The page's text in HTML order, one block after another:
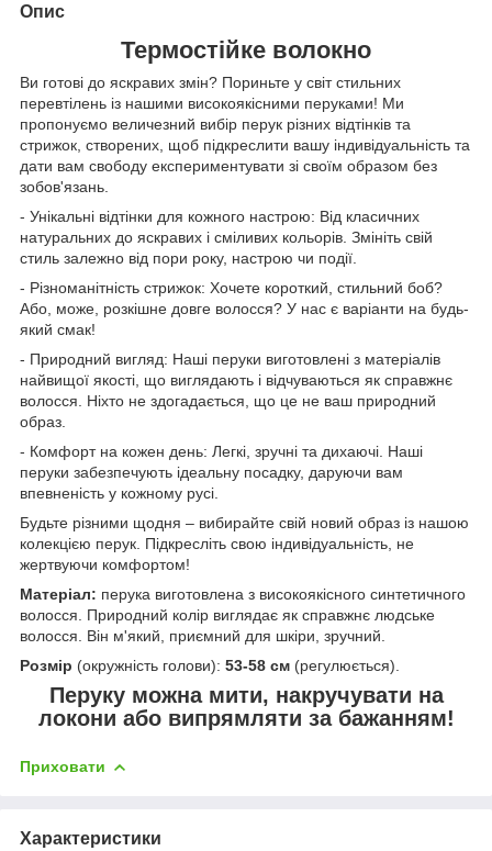
Опис
Термостійке волокно
Ви готові до яскравих змін? Пориньте у світ стильних
перевтілень із нашими високоякісними перуками! Ми
пропонуємо величезний вибір перук різних відтінків та
стрижок, створених, щоб підкреслити вашу індивідуальність та
дати вам свободу експериментувати зі своїм образом без
зобов'язань.
- Унікальні відтінки для кожного настрою: Від класичних
натуральних до яскравих і сміливих кольорів. Змініть свій
стиль залежно від пори року, настрою чи події.
- Різноманітність стрижок: Хочете короткий, стильний боб?
Або, може, розкішне довге волосся? У нас є варіанти на будь-
який смак!
- Природний вигляд: Наші перуки виготовлені з матеріалів
найвищої якості, що виглядають і відчуваються як справжнє
волосся. Ніхто не здогадається, що це не ваш природний
образ.
- Комфорт на кожен день: Легкі, зручні та дихаючі. Наші
перуки забезпечують ідеальну посадку, даруючи вам
впевненість у кожному русі.
Будьте різними щодня – вибирайте свій новий образ із нашою
колекцією перук. Підкресліть свою індивідуальність, не
жертвуючи комфортом!
Матеріал: перука виготовлена з високоякісного синтетичного
волосся. Природний колір виглядає як справжнє людське
волосся. Він м'який, приємний для шкіри, зручний.
Розмір (окружність голови): 53-58 см (регулюється).
Перуку можна мити, накручувати на
локони або випрямляти за бажанням!
Приховати
Характеристики